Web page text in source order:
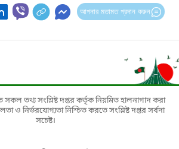
আপনার মতামত প্রদান করুন
তথ্য সংশ্লিষ্ট দপ্তর কর্তৃক নিয়মিত হালনাগাদ করা
ও নির্ভরযোগ্যতা নিশ্চিত করতে সংশ্লিষ্ট দপ্তর সর্বদা
সচেষ্ট।